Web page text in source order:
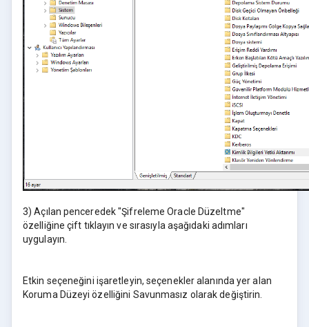
3) Açılan penceredek "Şifreleme Oracle Düzeltme"
özelliğine çift tıklayın ve sırasıyla aşağıdaki adımları
uygulayın.
Etkin seçeneğini işaretleyin, seçenekler alanında yer alan
Koruma Düzeyi özelliğini Savunmasız olarak değiştirin.